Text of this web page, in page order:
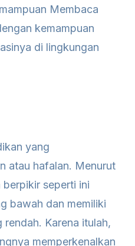
Membaca
kemampuan
di lingkungan
yang
atau hafalan. Menurut
seperti ini
bawah dan memiliki
Karena itulah,
memperkenalkan